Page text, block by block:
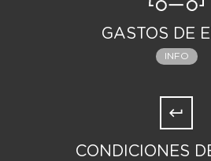
GASTOS DE
INFO
CONDICIONES